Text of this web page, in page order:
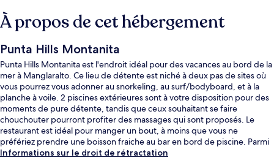
À propos de cet hébergement
Punta Hills Montanita
Punta Hills Montanita est l'endroit idéal pour des vacances au bord de la
mer à Manglaralto. Ce lieu de détente est niché à deux pas de sites où
vous pourrez vous adonner au snorkeling, au surf/bodyboard, et à la
planche à voile. 2 piscines extérieures sont à votre disposition pour des
moments de pure détente, tandis que ceux souhaitant se faire
chouchouter pourront profiter des massages qui sont proposés. Le
restaurant est idéal pour manger un bout, à moins que vous ne
préfériez prendre une boisson fraiche au bar en bord de piscine. Parmi
les autres petits avantages de cet hébergement figurent 2
Informations sur le droit de rétractation